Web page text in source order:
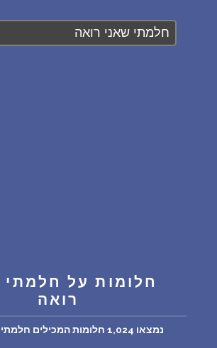
על מה חולמים
מדיניות פרטיות
הסכם שימוש
חלומות על חלמתי
רואה
נמצאו 1,024 חלומות המכילים חלמתי שאני רואה